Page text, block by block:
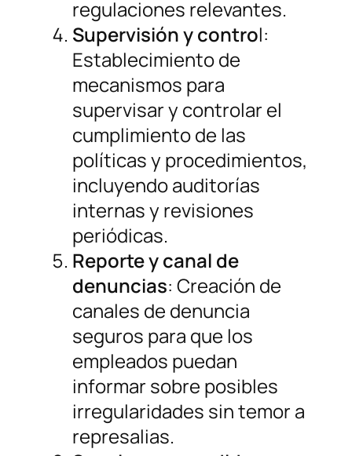
regulaciones relevantes.
Supervisión y control:
Establecimiento de
mecanismos para
supervisar y controlar el
cumplimiento de las
políticas y procedimientos,
incluyendo auditorías
internas y revisiones
periódicas.
Reporte y canal de
denuncias: Creación de
canales de denuncia
seguros para que los
empleados puedan
informar sobre posibles
irregularidades sin temor a
represalias.